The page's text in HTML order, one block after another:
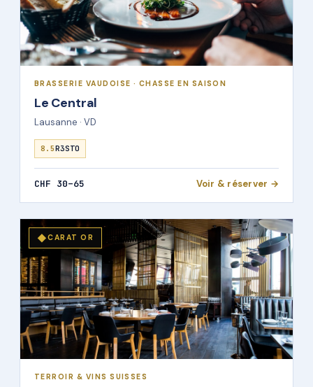
BRASSERIE VAUDOISE · CHASSE EN SAISON
Le Central
Lausanne · VD
8.5R3STO
CHF 30–65 Voir & réserver →
◆CARAT OR
TERROIR & VINS SUISSES